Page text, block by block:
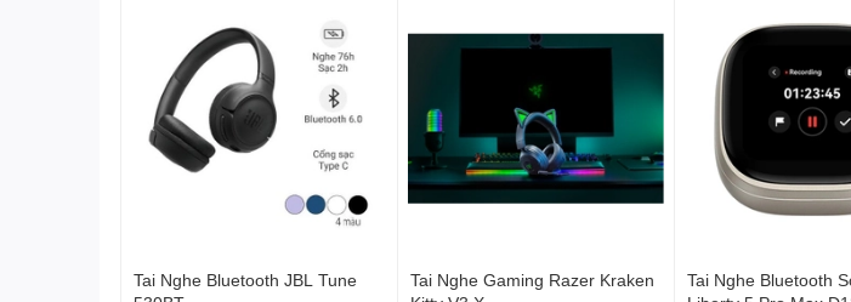
Công nghệ Ultra Noise Cancelling
cấp
Từ Ultra Noise Cancelling trên Liberty 4, công nghệ đã được nâng cấp hơn. Mang đến sự tĩnh
Tai Nghe Bluetooth JBL Tune
Tai Nghe Gaming Razer Kraken
Tai Nghe Bluetooth